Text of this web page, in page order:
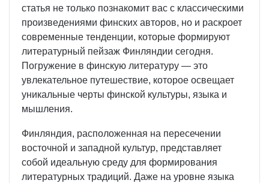
статья не только познакомит вас с классическими
произведениями финских авторов, но и раскроет
современные тенденции, которые формируют
литературный пейзаж Финляндии сегодня.
Погружение в финскую литературу — это
увлекательное путешествие, которое освещает
уникальные черты финской культуры, языка и
мышления.
Финляндия, расположенная на пересечении
восточной и западной культур, представляет
собой идеальную среду для формирования
литературных традиций. Даже на уровне языка